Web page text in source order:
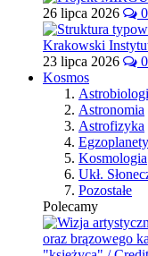
26 lipca 2026 0
23 lipca 2026 0
Kosmos
Astronomia
Astrofizyka
Egzoplanety
Kosmologia
Ukł.
Pozostałe
Polecamy